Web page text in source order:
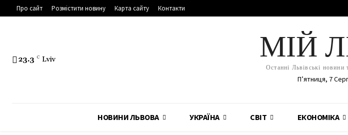
Про сайт Розмістити новину Карта сайту Контакти
23.3 C Lviv МІЙ
Останні Львівські новини
П’ятниця, 7
НОВИНИ ЛЬВОВА УКРАЇНА СВІТ ЕКОНОМІКА